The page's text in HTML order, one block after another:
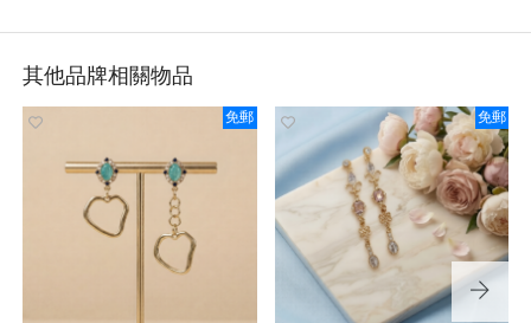
其他品牌相關物品
免郵 免郵